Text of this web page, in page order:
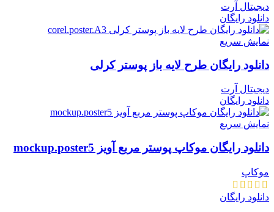
دیجیتال آرت
دانلود رایگان
نمایش سریع
دانلود رایگان طرح لایه باز پوستر کرلی
دیجیتال آرت
دانلود رایگان
نمایش سریع
دانلود رایگان موکاپ پوستر مربع آویز mockup.poster5
موکاپ
دانلود رایگان